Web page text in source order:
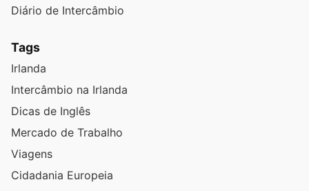
Diário de Intercâmbio
Tags
Irlanda
Intercâmbio na Irlanda
Dicas de Inglês
Mercado de Trabalho
Viagens
Cidadania Europeia